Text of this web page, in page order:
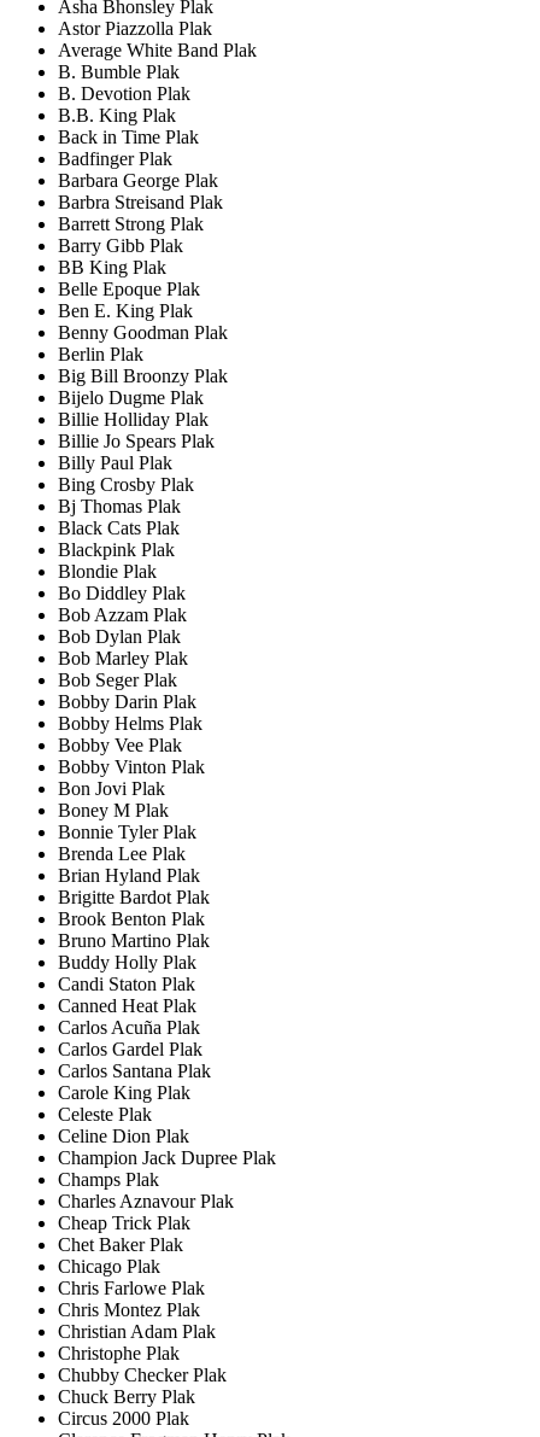
Asha Bhonsley Plak
Astor Piazzolla Plak
Average White Band Plak
B. Bumble Plak
B. Devotion Plak
B.B. King Plak
Back in Time Plak
Badfinger Plak
Barbara George Plak
Barbra Streisand Plak
Barrett Strong Plak
Barry Gibb Plak
BB King Plak
Belle Epoque Plak
Ben E. King Plak
Benny Goodman Plak
Berlin Plak
Big Bill Broonzy Plak
Bijelo Dugme Plak
Billie Holliday Plak
Billie Jo Spears Plak
Billy Paul Plak
Bing Crosby Plak
Bj Thomas Plak
Black Cats Plak
Blackpink Plak
Blondie Plak
Bo Diddley Plak
Bob Azzam Plak
Bob Dylan Plak
Bob Marley Plak
Bob Seger Plak
Bobby Darin Plak
Bobby Helms Plak
Bobby Vee Plak
Bobby Vinton Plak
Bon Jovi Plak
Boney M Plak
Bonnie Tyler Plak
Brenda Lee Plak
Brian Hyland Plak
Brigitte Bardot Plak
Brook Benton Plak
Bruno Martino Plak
Buddy Holly Plak
Candi Staton Plak
Canned Heat Plak
Carlos Acuña Plak
Carlos Gardel Plak
Carlos Santana Plak
Carole King Plak
Celeste Plak
Celine Dion Plak
Champion Jack Dupree Plak
Champs Plak
Charles Aznavour Plak
Cheap Trick Plak
Chet Baker Plak
Chicago Plak
Chris Farlowe Plak
Chris Montez Plak
Christian Adam Plak
Christophe Plak
Chubby Checker Plak
Chuck Berry Plak
Circus 2000 Plak